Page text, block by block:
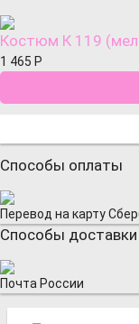
Костюм К 119
1 465 Р
Способы оплаты
Перевод на карту
Способы доставки
Почта России